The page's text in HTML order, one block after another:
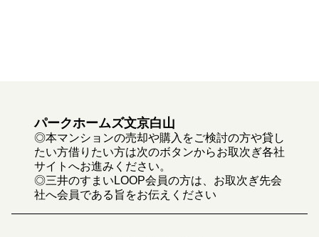
パークホームズ文京白山
◎本マンションの売却や購入をご検討の方や貸し
たい方借りたい方は次のボタンからお取次ぎ各社
サイトへお進みください。
◎三井のすまいLOOP会員の方は、お取次ぎ先会
社へ会員である旨をお伝えください